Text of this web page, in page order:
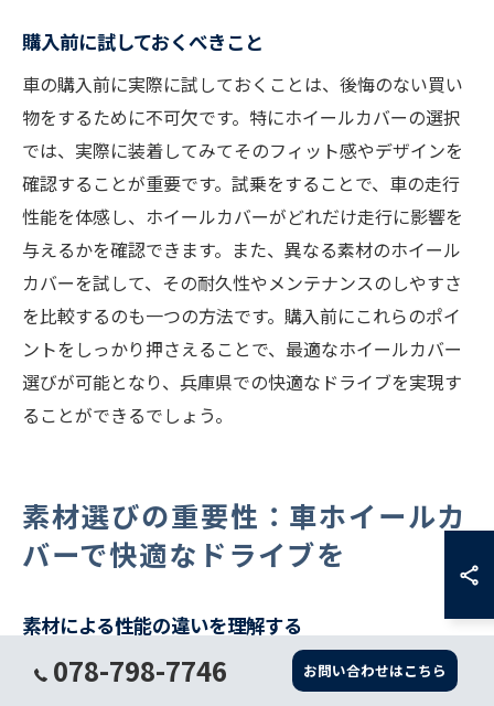
購入前に試しておくべきこと
車の購入前に実際に試しておくことは、後悔のない買い
物をするために不可欠です。特にホイールカバーの選択
では、実際に装着してみてそのフィット感やデザインを
確認することが重要です。試乗をすることで、車の走行
性能を体感し、ホイールカバーがどれだけ走行に影響を
与えるかを確認できます。また、異なる素材のホイール
カバーを試して、その耐久性やメンテナンスのしやすさ
を比較するのも一つの方法です。購入前にこれらのポイ
ントをしっかり押さえることで、最適なホイールカバー
選びが可能となり、兵庫県での快適なドライブを実現す
ることができるでしょう。
素材選びの重要性：車ホイールカ
バーで快適なドライブを
素材による性能の違いを理解する
ホイールカバーの素材は、車の性能や耐久性に直接影響
を与えます。一般的な素材にはプラスチック、アルミニ
078-798-7746 お問い合わせはこちら